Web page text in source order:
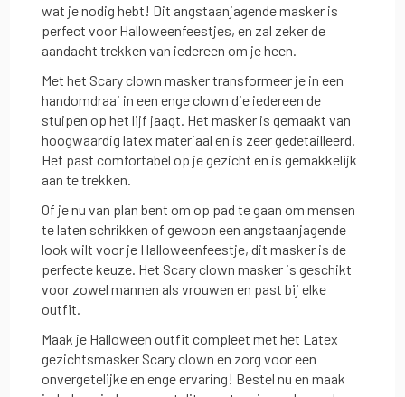
wat je nodig hebt! Dit angstaanjagende masker is
perfect voor Halloweenfeestjes, en zal zeker de
aandacht trekken van iedereen om je heen.
Met het Scary clown masker transformeer je in een
handomdraai in een enge clown die iedereen de
stuipen op het lijf jaagt. Het masker is gemaakt van
hoogwaardig latex materiaal en is zeer gedetailleerd.
Het past comfortabel op je gezicht en is gemakkelijk
aan te trekken.
Of je nu van plan bent om op pad te gaan om mensen
te laten schrikken of gewoon een angstaanjagende
look wilt voor je Halloweenfeestje, dit masker is de
perfecte keuze. Het Scary clown masker is geschikt
voor zowel mannen als vrouwen en past bij elke
outfit.
Maak je Halloween outfit compleet met het Latex
gezichtsmasker Scary clown en zorg voor een
onvergetelijke en enge ervaring! Bestel nu en maak